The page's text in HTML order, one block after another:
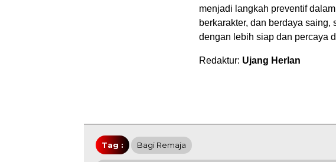
menjadi langkah preventif
berkarakter, dan berdaya
dengan lebih siap dan percaya
Redaktur: Ujang Herlan
Tag : Bagi Remaja